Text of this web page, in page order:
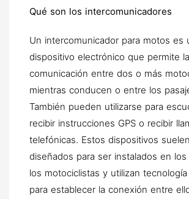
Qué son los intercomunicadores
Un intercomunicador para motos es
dispositivo electrónico que permite la
comunicación entre dos o más
mientras conducen o entre los
También pueden utilizarse para
recibir instrucciones GPS o recibir
telefónicas. Estos dispositivos
diseñados para ser instalados en
los motociclistas y utilizan
para establecer la conexión entre